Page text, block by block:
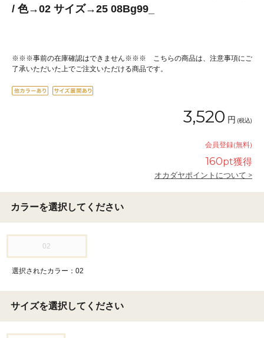
/ 色→02 サイズ→25 08Bg99_
※※※事前の在庫確認はできません※※※ こちらの商品は、注意事項にご
了承いただいた上でご注文いただける商品です。
3,520 円 (税込)
会員登録(無料)
160pt獲得
オカダヤポイントについて >
カラーを選択してください
02
選択されたカラー：02
サイズを選択してください